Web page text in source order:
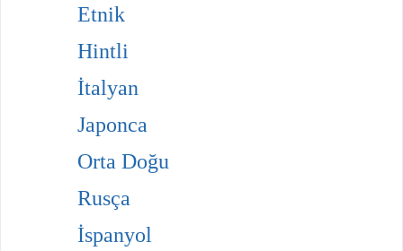
Etnik
Hintli
İtalyan
Japonca
Orta Doğu
Rusça
İspanyol